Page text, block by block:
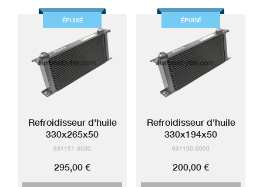
ÉPUISÉ
Refroidisseur d'huile
330x265x50
631151-0000
295,00 €
ÉPUISÉ
Refroidisseur d'huile
330x194x50
631150-0000
200,00 €